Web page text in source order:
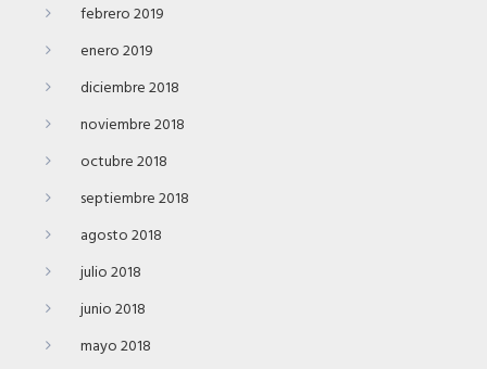
febrero 2019
enero 2019
diciembre 2018
noviembre 2018
octubre 2018
septiembre 2018
agosto 2018
julio 2018
junio 2018
mayo 2018